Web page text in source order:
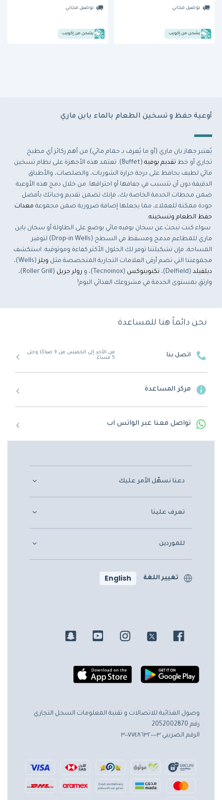
توصيل مجاني
يشحن من إكويب
توصيل مجاني
يشحن من إكويب
أوعية حفظ و تسخين الطعام بالماء باين ماري
يُعتبر جهاز بان ماري (أو ما يُعرف بـ حمام مائي) من أهم ركائز أي مطبخ
تجاري أو خط تقديم بوفيه
(Buffet). تعتمد هذه الأجهزة على نظام تسخين
مائي لطيف يحافظ على درجة حرارة الشوربات، والصلصات، والأطباق
الدقيقة دون أن تتسبب في جفافها أو احتراقها. من خلال دمج هذه الأوعية
ضمن محطات الخدمة الخاصة بك، فإنك تضمن تقديم وجباتك بأفضل
جودة ممكنة للعملاء، مما يجعلها إضافة ضرورية ضمن مجموعة معدات
حفظ الطعام وتسخينه.
سواء كنت تبحث عن سخان بوفيه مائي يوضع على الطاولة أو سخان باين
ماري للمطاعم مدمج ومسقط في السطح (Drop-in Wells) لتوفير
المساحة، فإن تشكيلتنا توفر لك الحلول الأكثر كفاءة وموثوقية. استكشف
مجموعتنا التي تضم أرقى العلامات التجارية المتخصصة مثل ويلز (Wells)،
ديلفيلد (Delfield)، تكنوينوكس (Tecnoinox)، و رولر جريل
(Roller Grill)،
وارتقِ بمستوى الخدمة في مشروعك الغذائي اليوم!
نحن دائماً هنا للمساعدة
اتصل بنا
من الأحد إلى الخميس من 9 صباحًا وحتى
5 مساءً
مركز المساعدة
تواصل معنا عبر الواتس اب
دعنا نسهّل الأمر عليك
تعرف علينا
للموردين
تغيير اللغة English
وصول الغذائية للاتصالات و تقنية المعلومات السجل التجاري
رقم 2052002870
الرقم الضريبي ٣٠٠٧٧٤٨٦٣٢٠٠٠٠٣